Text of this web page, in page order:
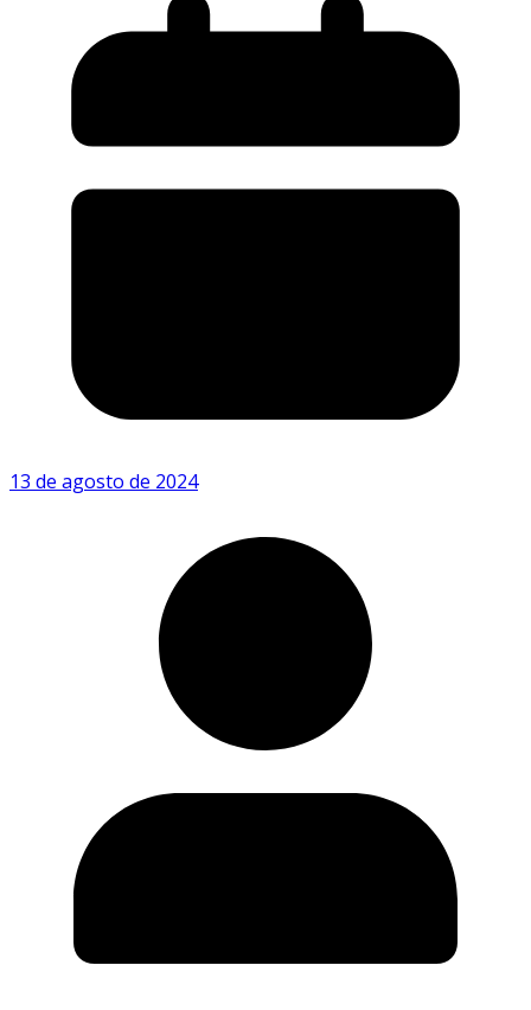
13 de agosto de 2024